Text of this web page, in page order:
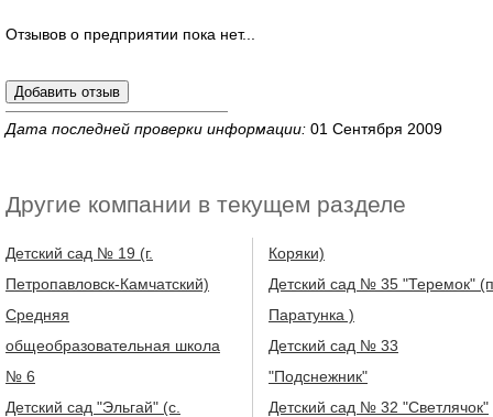
Отзывов о предприятии пока нет...
Дата последней проверки информации: 01 Сентября 2009
Другие компании в текущем разделе
Детский сад № 19 (г.
Петропавловск-Камчатский)
Средняя
общеобразовательная школа
№ 6
Детский сад "Эльгай" (с.
Коряки)
Детский сад № 35 "Теремок"
Паратунка )
Детский сад № 33
"Подснежник"
Детский сад № 32 "Светлячок"